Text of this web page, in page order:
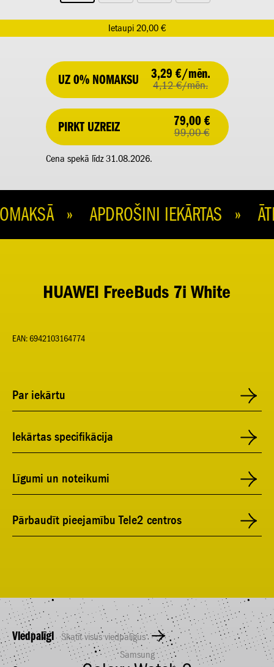
Ietaupi 20,00 €
UZ 0% NOMAKSU 3,29 €/mēn.
4,12 €/mēn.
PIRKT UZREIZ 79,00 €
99,00 €
Cena spekā līdz 31.08.2026.
» APDROŠINI IEKĀRTAS »
HUAWEI FreeBuds 7i White
EAN: 6942103164774
Par iekārtu
Iekārtas specifikācija
Līgumi un noteikumi
Pārbaudīt pieejamību Tele2 centros
Viedpalīgi Skatīt visus viedpalīgus
Samsung